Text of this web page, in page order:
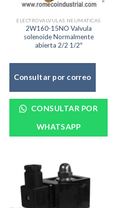
ELECTROVALVULAS NEUMATICAS
2W160-15NO Valvula
solenoide Normalmente
abierta 2/2 1/2″
Consultar por correo
CONSULTAR POR
WHATSAPP